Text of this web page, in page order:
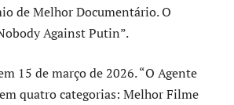
de Melhor Documentário. O
Against Putin”.
15 de março de 2026. “O Agente
quatro categorias: Melhor Filme